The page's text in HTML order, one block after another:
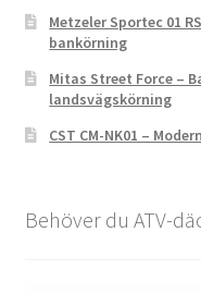
Metzeler Sportec 01
bankörning
Mitas Street Force –
landsvägskörning
CST CM-NK01 –
Behöver du ATV-